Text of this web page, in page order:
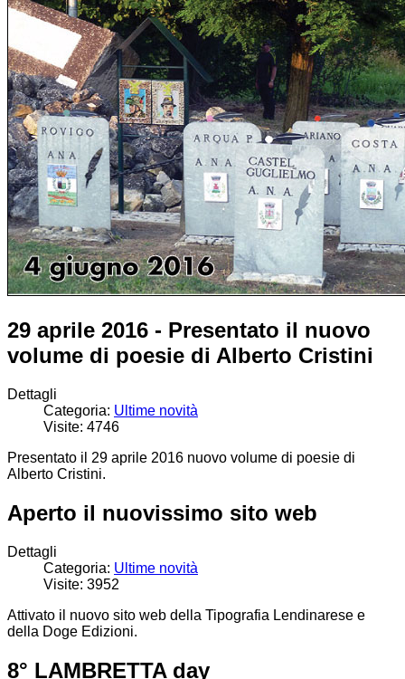
29 aprile 2016 - Presentato il nuovo
volume di poesie di Alberto Cristini
Dettagli
Categoria: Ultime novità
Visite: 4746
Presentato il 29 aprile 2016 nuovo volume di poesie di
Alberto Cristini.
Aperto il nuovissimo sito web
Dettagli
Categoria: Ultime novità
Visite: 3952
Attivato il nuovo sito web della Tipografia Lendinarese e
della Doge Edizioni.
8° LAMBRETTA day